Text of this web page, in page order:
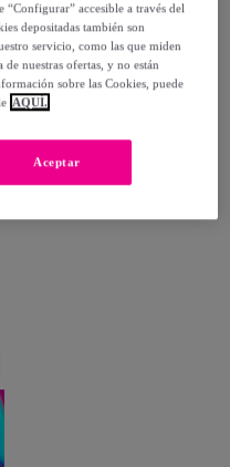
accesible a través del
depositadas también son
servicio, como las que miden
nuestras ofertas, y no están
sobre las Cookies, puede
AQUÍ.
Aceptar